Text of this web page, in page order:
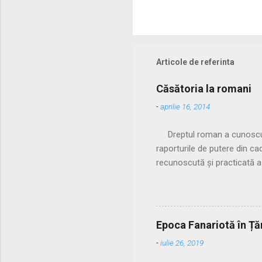
Articole de referinta
Căsătoria la romani
-aprilie 16, 2014
Dreptul roman a
raporturile de putere din
recunoscută și practicată
nelegitime. Pentru a
puterea tatălui ei (pater
cum manus putea fi
prezența pontifex
2. U...
Epoca Fanariotă în
-iulie 26, 2019